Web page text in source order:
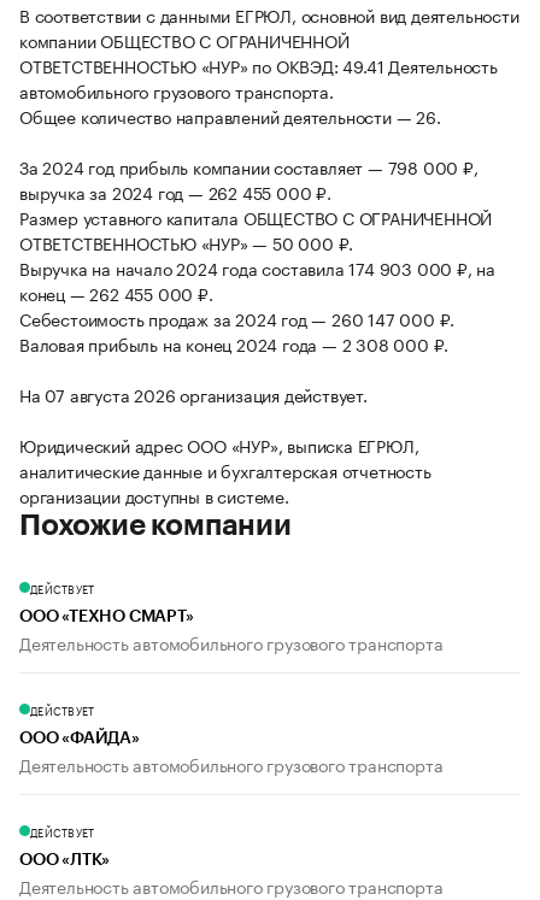
В соответствии с данными ЕГРЮЛ, основной вид деятельности
компании ОБЩЕСТВО С ОГРАНИЧЕННОЙ
ОТВЕТСТВЕННОСТЬЮ «НУР» по ОКВЭД: 49.41 Деятельность
автомобильного грузового транспорта.
Общее количество направлений деятельности — 26.
За 2024 год прибыль компании составляет — 798 000 ₽,
выручка за 2024 год — 262 455 000 ₽.
Размер уставного капитала ОБЩЕСТВО С ОГРАНИЧЕННОЙ
ОТВЕТСТВЕННОСТЬЮ «НУР» — 50 000 ₽.
Выручка на начало 2024 года составила 174 903 000 ₽, на
конец — 262 455 000 ₽.
Себестоимость продаж за 2024 год — 260 147 000 ₽.
Валовая прибыль на конец 2024 года — 2 308 000 ₽.
На 07 августа 2026 организация действует.
Юридический адрес ООО «НУР», выписка ЕГРЮЛ,
аналитические данные и бухгалтерская отчетность
организации доступны в системе.
Похожие компании
ДЕЙСТВУЕТ
ООО «ТЕХНО СМАРТ»
Деятельность автомобильного грузового транспорта
ДЕЙСТВУЕТ
ООО «ФАЙДА»
Деятельность автомобильного грузового транспорта
ДЕЙСТВУЕТ
ООО «ЛТК»
Деятельность автомобильного грузового транспорта